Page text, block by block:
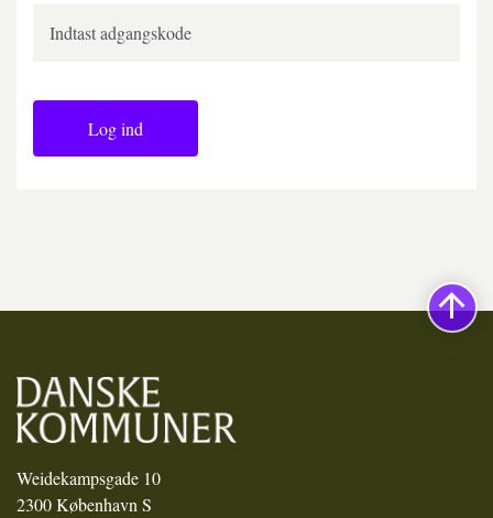
Log ind
Weidekampsgade 10
2300 København S